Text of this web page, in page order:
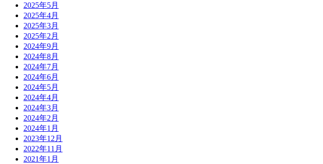
2025年5月
2025年4月
2025年3月
2025年2月
2024年9月
2024年8月
2024年7月
2024年6月
2024年5月
2024年4月
2024年3月
2024年2月
2024年1月
2023年12月
2022年11月
2021年1月